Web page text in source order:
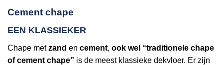
Cement chape
EEN KLASSIEKER
Chape metzand en cement, ook wel “traditionele chape
of cement chape” is de meest klassieke dekvloer. Er zijn